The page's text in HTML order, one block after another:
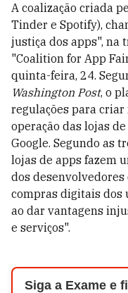
A coalização criada
Tinder e Spotify),
justiça dos apps", na
"Coalition for App
quinta-feira, 24.
Washington Post, o
regulações para
operação das lojas
Google. Segundo as
lojas de apps fazem
dos desenvolvedores
compras digitais dos
ao dar vantagens
e serviços".
Siga a Exame e